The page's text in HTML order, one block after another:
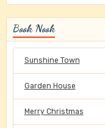
Book Nook
Sunshine Town
Garden House
Merry Christmas